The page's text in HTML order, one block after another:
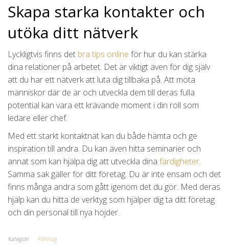
Skapa starka kontakter och
utöka ditt nätverk
Lyckligtvis finns det bra tips online för hur du kan stärka
dina relationer på arbetet. Det är viktigt även för dig själv
att du har ett nätverk att luta dig tillbaka på. Att möta
människor där de är och utveckla dem till deras fulla
potential kan vara ett krävande moment i din roll som
ledare eller chef.
Med ett starkt kontaktnät kan du både hämta och ge
inspiration till andra. Du kan även hitta seminarier och
annat som kan hjälpa dig att utveckla dina färdigheter.
Samma sak gäller för ditt företag. Du är inte ensam och det
finns många andra som gått igenom det du gör. Med deras
hjälp kan du hitta de verktyg som hjälper dig ta ditt företag
och din personal till nya höjder.
Kategori Företag